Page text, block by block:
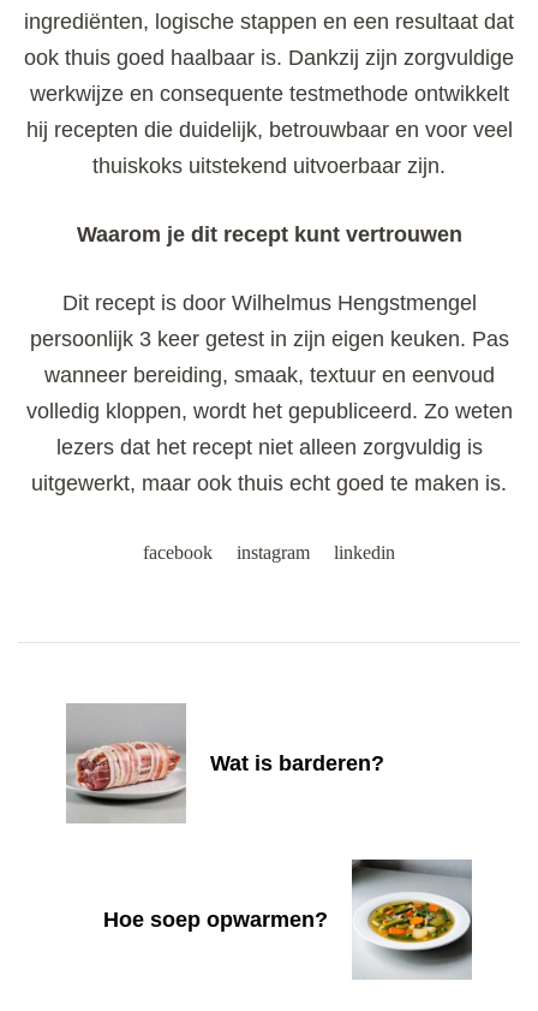
ingrediënten, logische stappen en een resultaat dat
ook thuis goed haalbaar is. Dankzij zijn zorgvuldige
werkwijze en consequente testmethode ontwikkelt
hij recepten die duidelijk, betrouwbaar en voor veel
thuiskoks uitstekend uitvoerbaar zijn.
Waarom je dit recept kunt vertrouwen
Dit recept is door Wilhelmus Hengstmengel
persoonlijk 3 keer getest in zijn eigen keuken. Pas
wanneer bereiding, smaak, textuur en eenvoud
volledig kloppen, wordt het gepubliceerd. Zo weten
lezers dat het recept niet alleen zorgvuldig is
uitgewerkt, maar ook thuis echt goed te maken is.
facebook instagram linkedin
Navigation
Wat is barderen?
Hoe soep opwarmen?